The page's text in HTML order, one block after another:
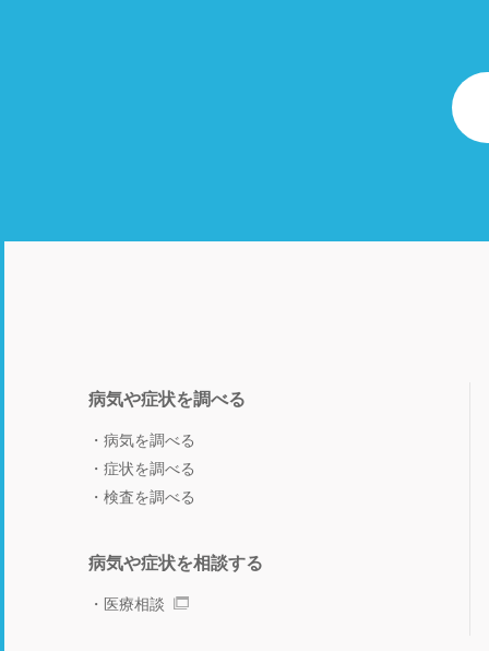
病気や症状を調べる
病気を調べる
症状を調べる
検査を調べる
病気や症状を相談する
医療相談